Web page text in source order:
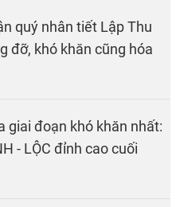
quý nhân tiết Lập Thu
đỡ, khó khăn cũng hóa
giai đoạn khó khăn nhất:
- LỘC đỉnh cao cuối